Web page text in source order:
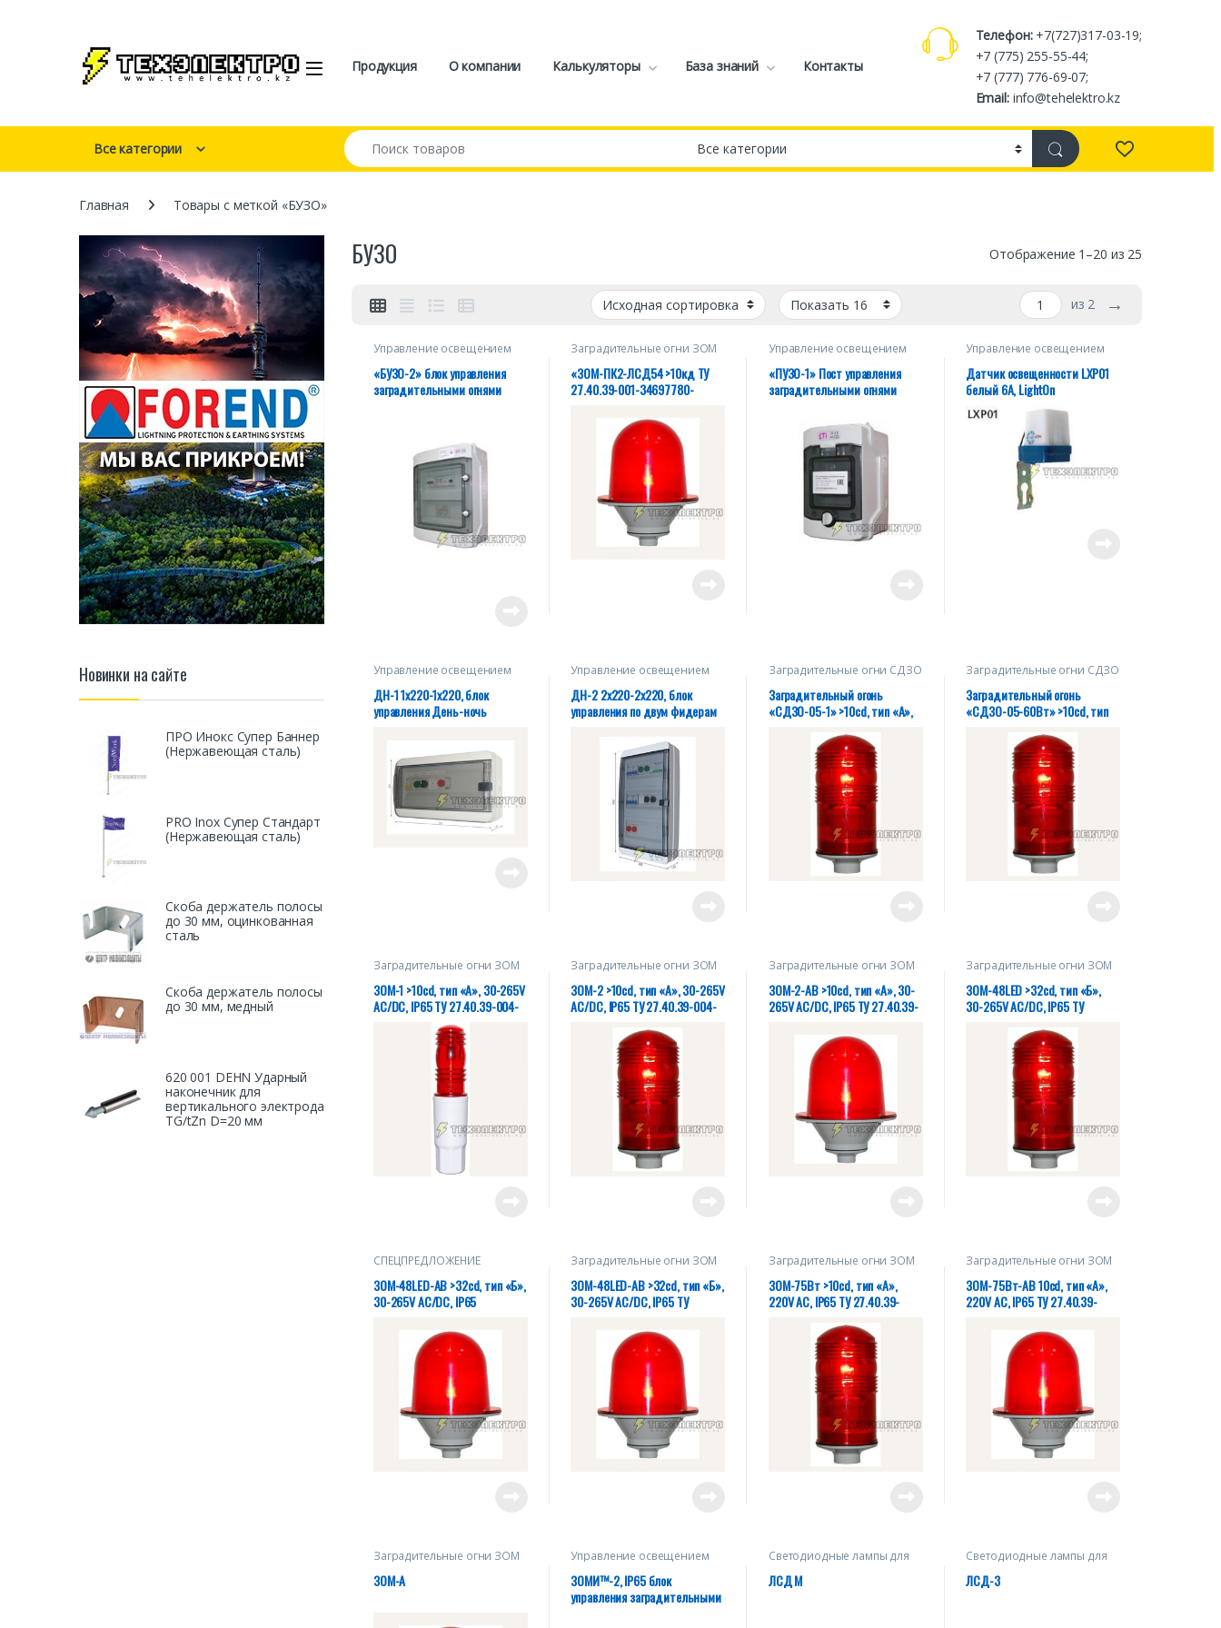
Open Продукция О компании Калькуляторы База знаний Контакты
Телефон:+7(727)317-03-19;
+7 (775) 255-55-44;
+7 (777) 776-69-07;
Email:info@tehelektro.kz
Все категории
Искать:
Главная Товары с меткой «БУЗО»
БУЗО Отображение 1–20 из 25
из 2 →
Управление освещением
«БУЗО-2» блок управления
заградительными огнями
IP65 ТУ 27.12.31-003-
28320930-2018
Заградительные огни ЗОМ
«ЗОМ-ПК2-ЛСД54 >10кд ТУ
27.40.39-001-34697780-
Управление освещением
«ПУЗО-1» Пост управления
заградительными огнями
Управление освещением
Датчик освещенности LXP01
белый 6А, LightOn
Управление освещением
ДН-1 1х220-1х220, блок
управления День-ночь
Управление освещением
ДН-2 2х220-2х220, блок
управления по двум фидерам
Заградительные огни СДЗО
Заградительный огонь
«СДЗО-05-1» >10cd, тип «А»,
004-28320930-2018
Заградительные огни СДЗО
Заградительный огонь
«СДЗО-05-60Вт» >10cd, тип
27.40.39-004-28320930-2018
Заградительные огни ЗОМ
ЗОМ-1 >10cd, тип «А», 30-265V
AC/DC, IP65 ТУ 27.40.39-004-
28320930-2018
Заградительные огни ЗОМ
ЗОМ-2 >10cd, тип «А», 30-265V
AC/DC, IP65 ТУ 27.40.39-004-
Заградительные огни ЗОМ
ЗОМ-2-АВ >10cd, тип «А», 30-
265V AC/DC, IP65 ТУ 27.40.39-
Заградительные огни ЗОМ
ЗОМ-48LED >32cd, тип «Б»,
30-265V AC/DC, IP65 ТУ
СПЕЦПРЕДЛОЖЕНИЕ
ЗОМ-48LED-АВ >32cd, тип «Б»,
30-265V AC/DC, IP65
Заградительные огни ЗОМ
ЗОМ-48LED-АВ >32cd, тип «Б»,
30-265V AC/DC, IP65 ТУ
Заградительные огни ЗОМ
ЗОМ-75Вт >10cd, тип «А»,
220V AC, IP65 ТУ 27.40.39-
Заградительные огни ЗОМ
ЗОМ-75Вт-АВ 10cd, тип «А»,
220V AC, IP65 ТУ 27.40.39-
Заградительные огни ЗОМ
ЗОМ-А
Управление освещением
ЗОМИ™-2, IP65 блок
управления заградительными
Светодиодные лампы для
заградительных огней
ЛСД М
Светодиодные лампы для
заградительных огней
ЛСД-3
Новинки на сайте
ПРО Инокс Супер Баннер
(Нержавеющая сталь)
PRO Inox Супер Стандарт
(Нержавеющая сталь)
Скоба держатель полосы
до 30 мм, оцинкованная
сталь
Скоба держатель полосы
до 30 мм, медный
620 001 DEHN Ударный
наконечник для
вертикального электрода
TG/tZn D=20 мм